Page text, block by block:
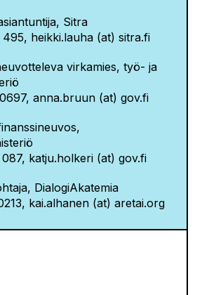
Sitra
heikki.lauha (at) sitra.fi
virkamies, työ- ja
anna.bruun (at) gov.fi
katju.holkeri (at) gov.fi
DialogiAkatemia
kai.alhanen (at) aretai.org